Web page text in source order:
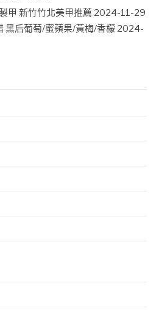
甲 新竹竹北美甲推薦 2024-11-29
黑后葡萄/蜜蘋果/黃梅/香檬 2024-